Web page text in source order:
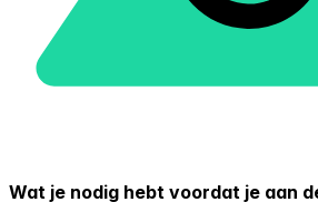
Wat je nodig hebt voordat je aan